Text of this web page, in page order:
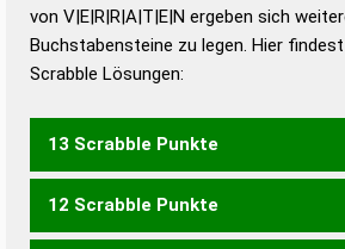
Duden – Die
Duden –
von V|E|R|R|A|T|E|N ergeben sich
Buchstabensteine zu legen. Hier
Scrabble Lösungen:
13 Scrabble Punkte
VERTANER
12 Scrabble Punkte